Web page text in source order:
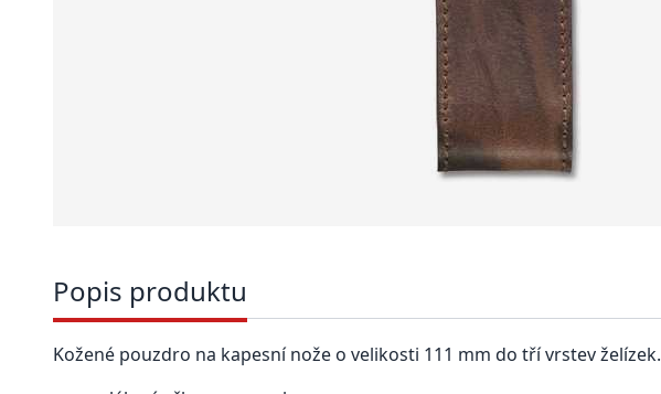
Popis produktu
Kožené pouzdro na kapesní nože o velikosti 111 mm do tří vrstev želízek.